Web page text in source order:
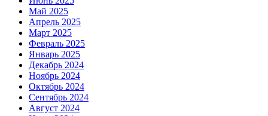
Май 2025
Апрель 2025
Март 2025
Февраль 2025
Январь 2025
Декабрь 2024
Ноябрь 2024
Октябрь 2024
Сентябрь 2024
Август 2024